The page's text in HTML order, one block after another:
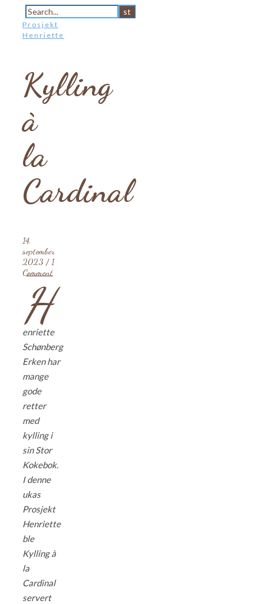
Prosjekt
Henriette
Kylling
à
la
Cardinal
14.
september
2023 / 1
Comment
H
enriette
Schønberg
Erken har
mange
gode
retter
med
kylling i
sin Stor
Kokebok.
I denne
ukas
Prosjekt
Henriette
ble
Kylling à
la
Cardinal
servert